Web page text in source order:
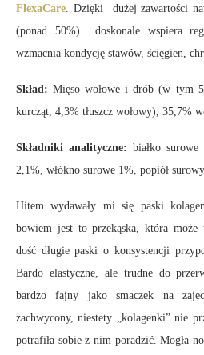
FlexaCare. Dzięki dużej zawartości
(ponad 50%) doskonale wspiera
wzmacnia kondycję stawów, ścięgien,
Skład: Mięso wołowe i drób (w tym
kurcząt, 4,3% tłuszcz wołowy), 35,7%
Składniki analityczne: białko
2,1%, włókno surowe 1%, popiół
Hitem wydawały mi się paski
bowiem jest to przekąska, która może
dość długie paski o konsystencji
Bardo elastyczne, ale trudne do
bardzo fajny jako smaczek na
zachwycony, niestety „kolagenki” nie
potrafiła sobie z nim poradzić. Mogła